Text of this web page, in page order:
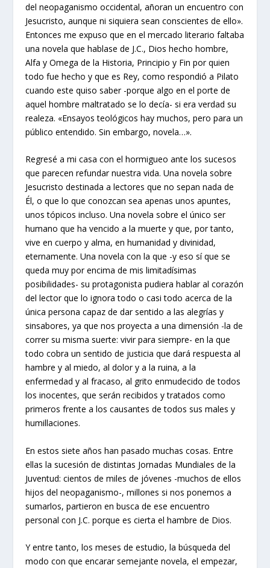
del neopaganismo occidental, añoran un encuentro con
Jesucristo, aunque ni siquiera sean conscientes de ello».
Entonces me expuso que en el mercado literario faltaba
una novela que hablase de J.C., Dios hecho hombre,
Alfa y Omega de la Historia, Principio y Fin por quien
todo fue hecho y que es Rey, como respondió a Pilato
cuando este quiso saber -porque algo en el porte de
aquel hombre maltratado se lo decía- si era verdad su
realeza. «Ensayos teológicos hay muchos, pero para un
público entendido. Sin embargo, novela…».
Regresé a mi casa con el hormigueo ante los sucesos
que parecen refundar nuestra vida. Una novela sobre
Jesucristo destinada a lectores que no sepan nada de
Él, o que lo que conozcan sea apenas unos apuntes,
unos tópicos incluso. Una novela sobre el único ser
humano que ha vencido a la muerte y que, por tanto,
vive en cuerpo y alma, en humanidad y divinidad,
eternamente. Una novela con la que -y eso sí que se
queda muy por encima de mis limitadísimas
posibilidades- su protagonista pudiera hablar al corazón
del lector que lo ignora todo o casi todo acerca de la
única persona capaz de dar sentido a las alegrías y
sinsabores, ya que nos proyecta a una dimensión -la de
correr su misma suerte: vivir para siempre- en la que
todo cobra un sentido de justicia que dará respuesta al
hambre y al miedo, al dolor y a la ruina, a la
enfermedad y al fracaso, al grito enmudecido de todos
los inocentes, que serán recibidos y tratados como
primeros frente a los causantes de todos sus males y
humillaciones.
En estos siete años han pasado muchas cosas. Entre
ellas la sucesión de distintas Jornadas Mundiales de la
Juventud: cientos de miles de jóvenes -muchos de ellos
hijos del neopaganismo-, millones si nos ponemos a
sumarlos, partieron en busca de ese encuentro
personal con J.C. porque es cierta el hambre de Dios.
Y entre tanto, los meses de estudio, la búsqueda del
modo con que encarar semejante novela, el empezar,